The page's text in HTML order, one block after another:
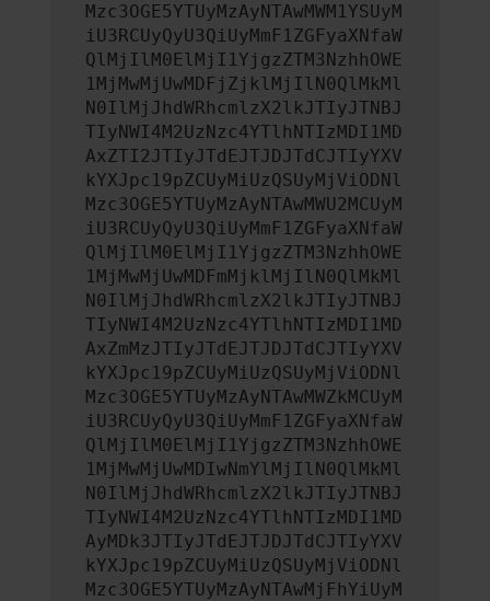
Mzc3OGE5YTUyMzAyNTAwMWM1YSUyM
iU3RCUyQyU3QiUyMmF1ZGFyaXNfaW
QlMjIlM0ElMjI1YjgzZTM3NzhhOWE
1MjMwMjUwMDFjZjklMjIlN0QlMkMl
N0IlMjJhdWRhcmlzX2lkJTIyJTNBJ
TIyNWI4M2UzNzc4YTlhNTIzMDI1MD
AxZTI2JTIyJTdEJTJDJTdCJTIyYXV
kYXJpc19pZCUyMiUzQSUyMjViODNl
Mzc3OGE5YTUyMzAyNTAwMWU2MCUyM
iU3RCUyQyU3QiUyMmF1ZGFyaXNfaW
QlMjIlM0ElMjI1YjgzZTM3NzhhOWE
1MjMwMjUwMDFmMjklMjIlN0QlMkMl
N0IlMjJhdWRhcmlzX2lkJTIyJTNBJ
TIyNWI4M2UzNzc4YTlhNTIzMDI1MD
AxZmMzJTIyJTdEJTJDJTdCJTIyYXV
kYXJpc19pZCUyMiUzQSUyMjViODNl
Mzc3OGE5YTUyMzAyNTAwMWZkMCUyM
iU3RCUyQyU3QiUyMmF1ZGFyaXNfaW
QlMjIlM0ElMjI1YjgzZTM3NzhhOWE
1MjMwMjUwMDIwNmYlMjIlN0QlMkMl
N0IlMjJhdWRhcmlzX2lkJTIyJTNBJ
TIyNWI4M2UzNzc4YTlhNTIzMDI1MD
AyMDk3JTIyJTdEJTJDJTdCJTIyYXV
kYXJpc19pZCUyMiUzQSUyMjViODNl
Mzc3OGE5YTUyMzAyNTAwMjFhYiUyM